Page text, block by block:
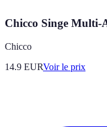
Chicco Singe Multi-
Chicco
14.9 EURVoir le prix